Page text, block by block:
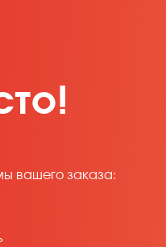
вашего заказа: